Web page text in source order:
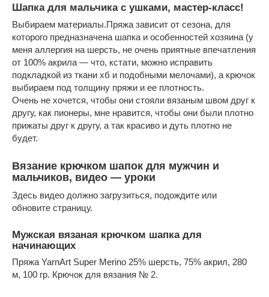
Шапка для мальчика с ушками, мастер-класс!
Выбираем материалы.Пряжа зависит от сезона, для
которого предназначена шапка и особенностей хозяина (у
меня аллергия на шерсть, не очень приятные впечатления
от 100% акрила — что, кстати, можно исправить
подкладкой из ткани хб и подобными мелочами), а крючок
выбираем под толщину пряжи и ее плотность.
Очень не хочется, чтобы они стояли вязаным швом друг к
другу, как пионеры, мне нравится, чтобы они были плотно
прижаты друг к другу, а так красиво и дуть плотно не
будет.
Вязание крючком шапок для мужчин и
мальчиков, видео — уроки
Здесь видео должно загрузиться, подождите или
обновите страницу.
Мужская вязаная крючком шапка для
начинающих
Пряжа YarnArt Super Merino 25% шерсть, 75% акрил, 280
м, 100 гр. Крючок для вязания № 2.